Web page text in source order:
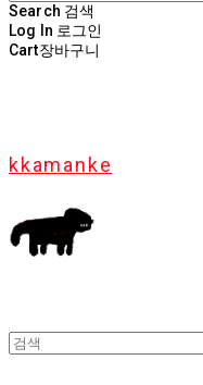
Search 검색
Log In 로그인
Cart장바구니
kkamanke